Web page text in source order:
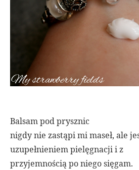
Balsam pod prysznic
nigdy nie zastąpi mi maseł, ale
uzupełnieniem pielęgnacji i z
przyjemnością po niego sięgam.